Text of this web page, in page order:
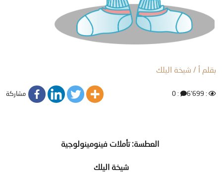
بقلم أ / شيخة اليلك
: 6٬699 : 0 مشاركة
العطسة: تأملات فينومينولوجية
شيخة اليلك